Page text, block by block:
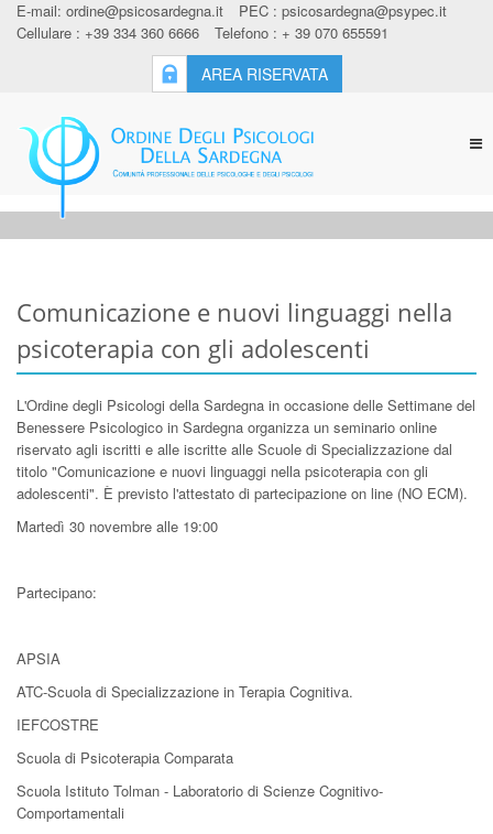
E-mail: ordine@psicosardegna.it PEC : psicosardegna@psypec.it
Cellulare : +39 334 360 6666
Telefono : + 39 070 655591
AREA RISERVATA
Comunicazione e nuovi linguaggi nella
psicoterapia con gli adolescenti
L'Ordine degli Psicologi della Sardegna in occasione delle Settimane del
Benessere Psicologico in Sardegna organizza un seminario online
riservato agli iscritti e alle iscritte alle Scuole di Specializzazione dal
titolo "Comunicazione e nuovi linguaggi nella psicoterapia con gli
adolescenti". È previsto l'attestato di partecipazione on line (NO ECM).
Martedì 30 novembre alle 19:00
Partecipano:
APSIA
ATC-Scuola di Specializzazione in Terapia Cognitiva.
IEFCOSTRE
Scuola di Psicoterapia Comparata
Scuola Istituto Tolman - Laboratorio di Scienze Cognitivo-
Comportamentali